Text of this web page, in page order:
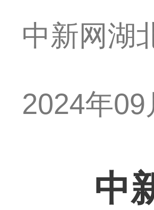
中新网湖
2024年
中